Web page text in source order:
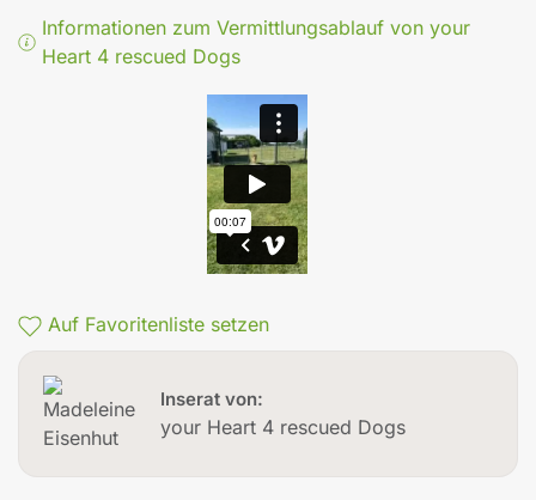
Informationen zum Vermittlungsablauf von your
Heart 4 rescued Dogs
Auf Favoritenliste setzen
Inserat von:
your Heart 4 rescued Dogs